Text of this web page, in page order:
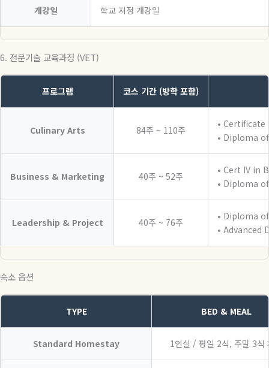
개강일 학교 지정 개강일
6. 전문기술 교육과정 (VET)
프로그램 코스 기간 (방학 포함)
Culinary Arts 84주 ~ 110주
• Certificate
• Diploma
Business & Marketing 40주 ~ 52주
• Cert IV in
• Diploma
Leadership & Project 40주 ~ 76주
• Diploma
• Advanced
숙소 옵션
TYPE BED & MEAL
Standard Homestay 1인실 / 평일 2식, 주말 3식